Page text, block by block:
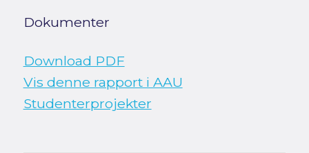
Dokumenter
Download PDF
Vis denne rapport i AAU
Studenterprojekter